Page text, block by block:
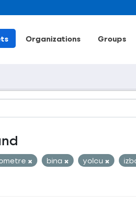
Organizations Groups
bina yolcu